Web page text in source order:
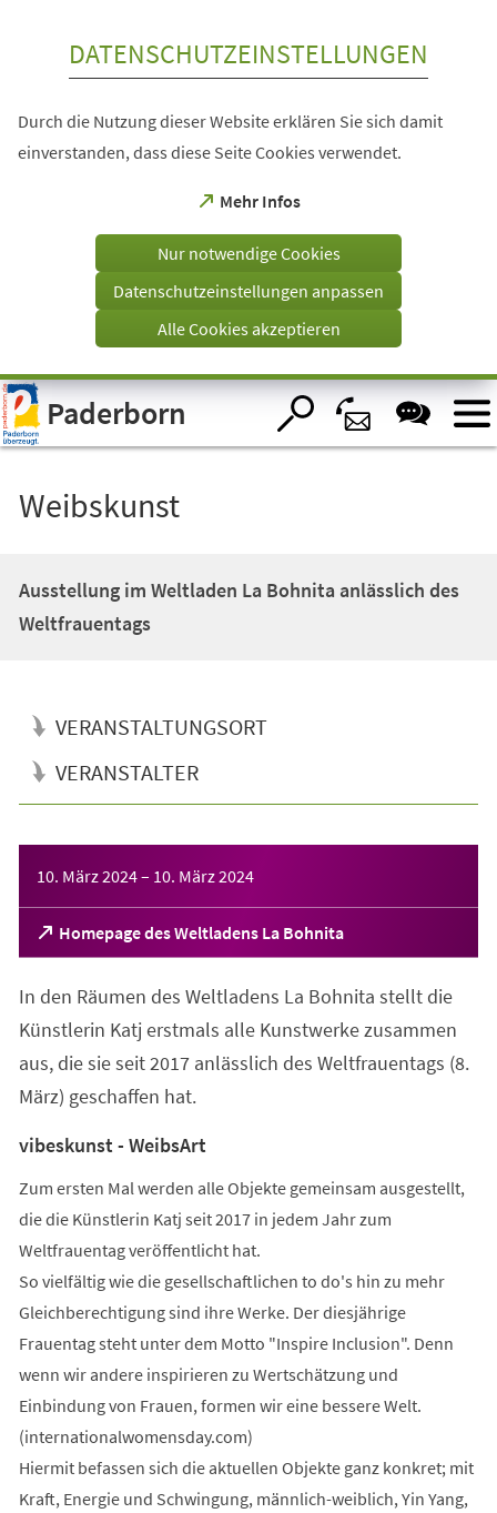
Visuelle
Assistenzsoftware
öffnen.
DATENSCHUTZEINSTELLUNGEN
Durch die Nutzung dieser Website erklären Sie sich damit
einverstanden, dass diese Seite Cookies verwendet.
Mehr Infos
(Öffnet
einem
Tab)
Nur notwendige Cookies
Datenschutzeinstellungen anpassen
Alle Cookies akzeptieren
Paderborn
Weibskunst
Ausstellung im Weltladen La Bohnita anlässlich des
Weltfrauentags
VERANSTALTUNGSORT
VERANSTALTER
10. März 2024– 10. März 2024
Homepage des Weltladens La Bohnita
(Öffnet
in
neuen
Tab)
In den Räumen des Weltladens La Bohnita stellt die
Künstlerin Katj erstmals alle Kunstwerke zusammen
aus, die sie seit 2017 anlässlich des Weltfrauentags (8.
März) geschaffen hat.
vibeskunst - WeibsArt
Zum ersten Mal werden alle Objekte gemeinsam ausgestellt,
die die Künstlerin Katj seit 2017 in jedem Jahr zum
Weltfrauentag veröffentlicht hat.
So vielfältig wie die gesellschaftlichen to do's hin zu mehr
Gleichberechtigung sind ihre Werke. Der diesjährige
Frauentag steht unter dem Motto "Inspire Inclusion". Denn
wenn wir andere inspirieren zu Wertschätzung und
Einbindung von Frauen, formen wir eine bessere Welt.
(internationalwomensday.com)
Hiermit befassen sich die aktuellen Objekte ganz konkret; mit
Kraft, Energie und Schwingung, männlich-weiblich, Yin Yang,